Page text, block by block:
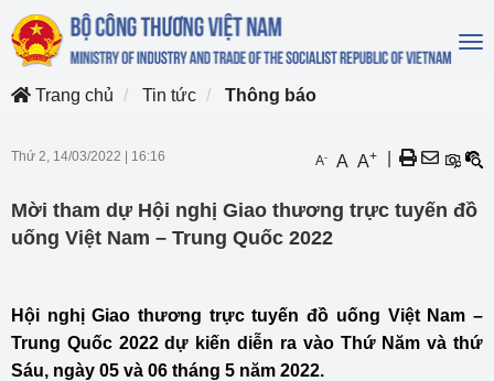
Trang chủ
Tin tức Thông báo
Thứ 2, 14/03/2022 16:16 A- A A+
Mời tham dự Hội nghị Giao thương trực tuyến đồ
uống Việt Nam – Trung Quốc 2022
Hội nghị Giao thương trực tuyến đồ uống Việt Nam –
Trung Quốc 2022 dự kiến diễn ra vào Thứ Năm và thứ
Sáu, ngày 05 và 06 tháng 5 năm 2022.